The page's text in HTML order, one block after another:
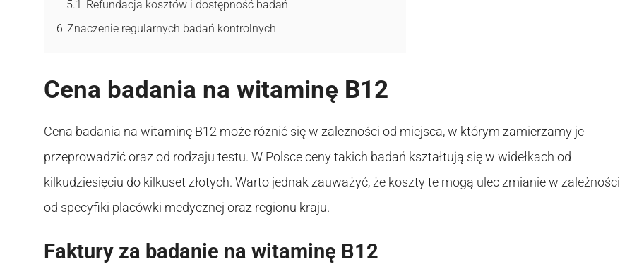
5.1 Refundacja kosztów i dostępność badań
6 Znaczenie regularnych badań kontrolnych
Cena badania na witaminę B12
Cena badania na witaminę B12 może różnić się w zależności od miejsca, w którym zamierzamy je
przeprowadzić oraz od rodzaju testu. W Polsce ceny takich badań kształtują się w widełkach od
kilkudziesięciu do kilkuset złotych. Warto jednak zauważyć, że koszty te mogą ulec zmianie w zależności
od specyfiki placówki medycznej oraz regionu kraju.
Faktury za badanie na witaminę B12